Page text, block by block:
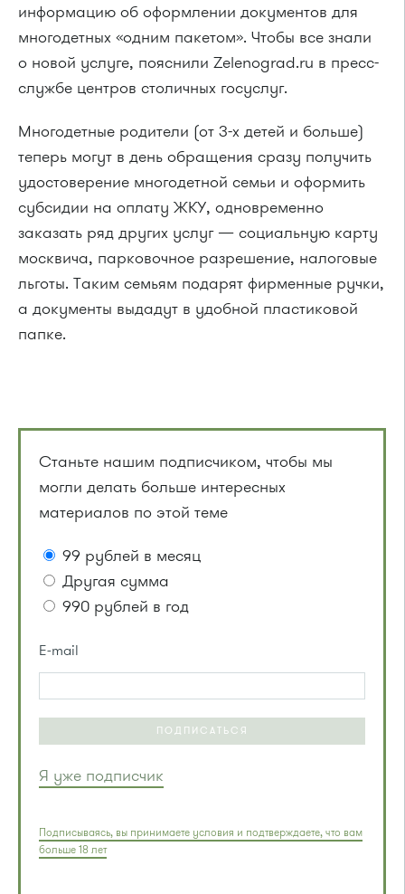
информацию об оформлении документов для
многодетных «одним пакетом». Чтобы все знали
о новой услуге, пояснили Zelenograd.ru в пресс-
службе центров столичных госуслуг.
Многодетные родители (от 3-х детей и больше)
теперь могут в день обращения сразу получить
удостоверение многодетной семьи и оформить
субсидии на оплату ЖКУ, одновременно
заказать ряд других услуг — социальную карту
москвича, парковочное разрешение, налоговые
льготы. Таким семьям подарят фирменные ручки,
а документы выдадут в удобной пластиковой
папке.
Станьте нашим подписчиком, чтобы мы
могли делать больше интересных
материалов по этой теме
99 рублей в месяц
Другая сумма
990 рублей в год
E-mail
ПОДПИСАТЬСЯ
Я уже подписчик
Подписываясь, вы принимаете условия и подтверждаете, что вам
больше 18 лет